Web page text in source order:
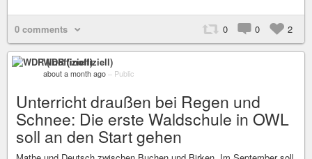
0 comments 0 0 2
WDR (inoffiziell)
about a month ago – Public
Unterricht draußen bei Regen und
Schnee: Die erste Waldschule in OWL
soll an den Start gehen